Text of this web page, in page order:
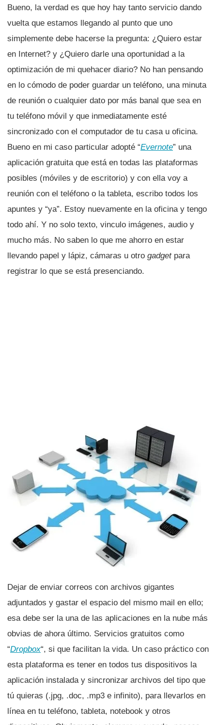
Bueno, la verdad es que hoy hay tanto servicio dando
vuelta que estamos llegando al punto que uno
simplemente debe hacerse la pregunta: ¿Quiero estar
en Internet? y ¿Quiero darle una oportunidad a la
optimización de mi quehacer diario? No han pensando
en lo cómodo de poder guardar un teléfono, una minuta
de reunión o cualquier dato por más banal que sea en
tu teléfono móvil y que inmediatamente esté
sincronizado con el computador de tu casa u oficina.
Bueno en mi caso particular adopté “Evernote” una
aplicación gratuita que está en todas las plataformas
posibles (móviles y de escritorio) y con ella voy a
reunión con el teléfono o la tableta, escribo todos los
apuntes y “ya”. Estoy nuevamente en la oficina y tengo
todo ahí­. Y no solo texto, vinculo imágenes, audio y
mucho más. No saben lo que me ahorro en estar
llevando papel y lápiz, cámaras u otro gadgetpara
registrar lo que se está presenciando.
Dejar de enviar correos con archivos gigantes
adjuntados y gastar el espacio del mismo mail en ello;
esa debe ser la una de las aplicaciones en la nube más
obvias de ahora último. Servicios gratuitos como
“Dropbox“, si que facilitan la vida. Un caso práctico con
esta plataforma es tener en todos tus dispositivos la
aplicación instalada y sincronizar archivos del tipo que
tú quieras (.jpg, .doc, .mp3 e infinito), para llevarlos en
lí­nea en tu teléfono, tableta, notebook y otros